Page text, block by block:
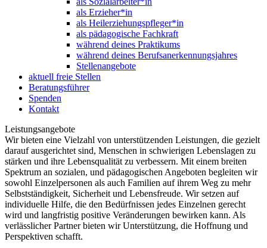
als Erzieher*in
als Heilerziehungspfleger*in
als pädagogische Fachkraft
während deines Praktikums
während deines Berufsanerkennungsjahres
Stellenangebote
aktuell freie Stellen
Beratungsführer
Spenden
Kontakt
Leistungsangebote
Wir bieten eine Vielzahl von unterstützenden Leistungen, die gezielt
darauf ausgerichtet sind, Menschen in schwierigen Lebenslagen zu
stärken und ihre Lebensqualität zu verbessern. Mit einem breiten
Spektrum an sozialen, und pädagogischen Angeboten begleiten wir
sowohl Einzelpersonen als auch Familien auf ihrem Weg zu mehr
Selbstständigkeit, Sicherheit und Lebensfreude. Wir setzen auf
individuelle Hilfe, die den Bedürfnissen jedes Einzelnen gerecht
wird und langfristig positive Veränderungen bewirken kann. Als
verlässlicher Partner bieten wir Unterstützung, die Hoffnung und
Perspektiven schafft.